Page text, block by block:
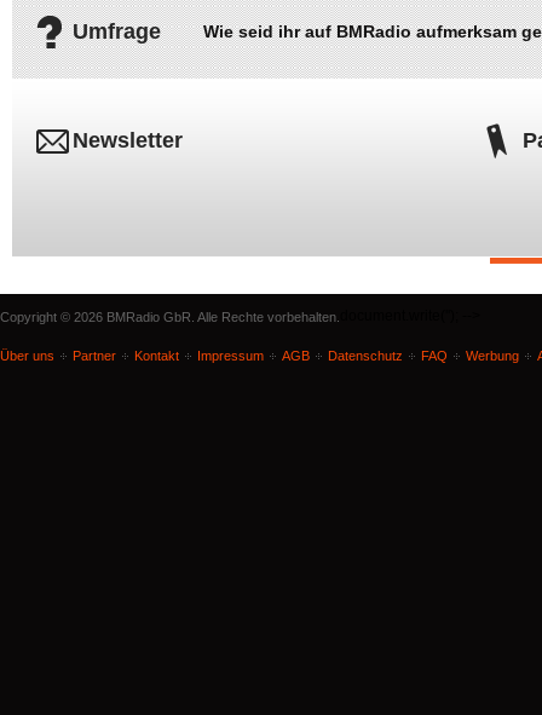
Umfrage Wie seid ihr auf BMRadio aufmerksam
Newsletter
Copyright © 2026 BMRadio GbR. Alle Rechte vorbehalten.
Über uns Partner Kontakt Impressum AGB Datenschutz FAQ Werbung